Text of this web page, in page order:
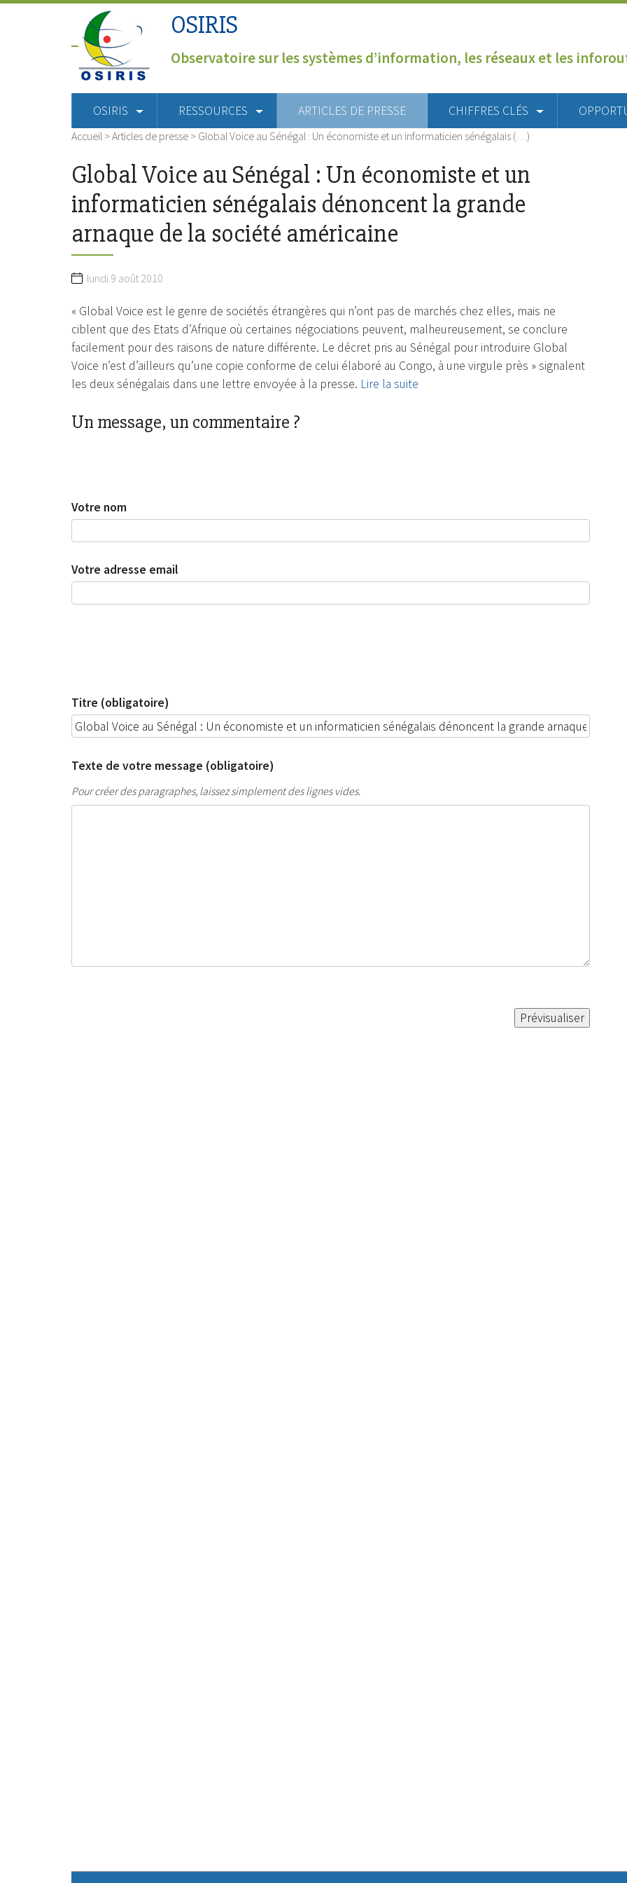
OSIRIS
Observatoire sur les systèmes d’information, les réseaux et les
OSIRIS RESSOURCES ARTICLES DE PRESSE CHIFFRES CLÉS
Accueil >Articles de presse > Global Voice au Sénégal : Un économiste et un informaticien sénégalais (…)
Global Voice au Sénégal : Un économiste et un
informaticien sénégalais dénoncent la grande
arnaque de la société américaine
lundi 9 août 2010
« Global Voice est le genre de sociétés étrangères qui n’ont pas de marchés chez elles, mais ne
ciblent que des Etats d’Afrique où certaines négociations peuvent, malheureusement, se conclure
facilement pour des raisons de nature différente. Le décret pris au Sénégal pour introduire Global
Voice n’est d’ailleurs qu’une copie conforme de celui élaboré au Congo, à une virgule près » signalent
les deux sénégalais dans une lettre envoyée à la presse. Lire la suite
Un message, un commentaire ?
Votre nom
Votre adresse email
Titre (obligatoire)
Texte de votre message (obligatoire)
Pour créer des paragraphes, laissez simplement des lignes vides.